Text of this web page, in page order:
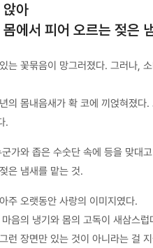
앉아
에서 피어 오르는 젖은
는 꽃묶음이 망그러졌다. 그러나,
의 몸내음새가 확 코에 끼얹혀졌다
.
가와 좁은 수숫단 속에 등을 맞대
은 냄새를 맡는 것.
주 오랫동안 사랑의 이미지였다.
음의 냉기와 몸의 고독이 새삼스럽
런 장면만 있는 것이 아니라는 걸